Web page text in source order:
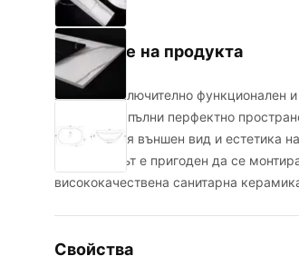
Аксесоари и мебели за баня
Описание на продукта
Красив, изключително функционален
който ще запълни перфектно
безупречния външен вид и естетика
Умивалникът е пригоден да се
висококачествена санитарна
Свойства